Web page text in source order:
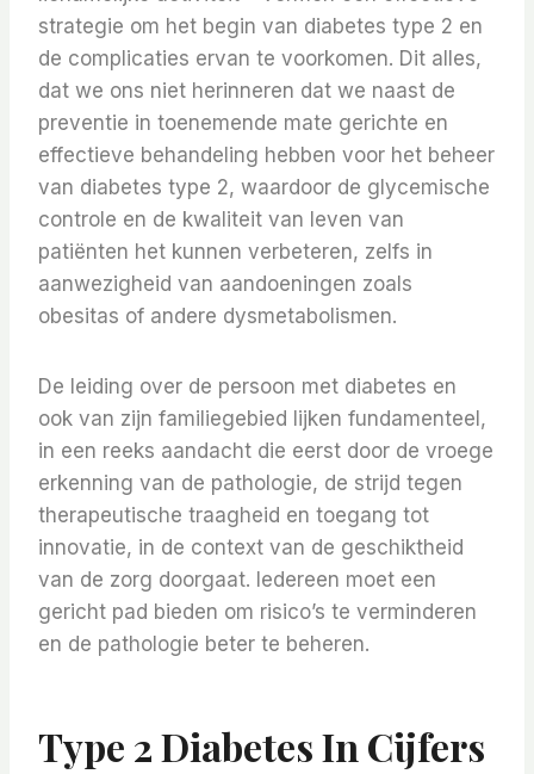
strategie om het begin van diabetes type 2 en
de complicaties ervan te voorkomen. Dit alles,
dat we ons niet herinneren dat we naast de
preventie in toenemende mate gerichte en
effectieve behandeling hebben voor het beheer
van diabetes type 2, waardoor de glycemische
controle en de kwaliteit van leven van
patiënten het kunnen verbeteren, zelfs in
aanwezigheid van aandoeningen zoals
obesitas of andere dysmetabolismen.
De leiding over de persoon met diabetes en
ook van zijn familiegebied lijken fundamenteel,
in een reeks aandacht die eerst door de vroege
erkenning van de pathologie, de strijd tegen
therapeutische traagheid en toegang tot
innovatie, in de context van de geschiktheid
van de zorg doorgaat. Iedereen moet een
gericht pad bieden om risico’s te verminderen
en de pathologie beter te beheren.
Type 2 Diabetes In Cijfers